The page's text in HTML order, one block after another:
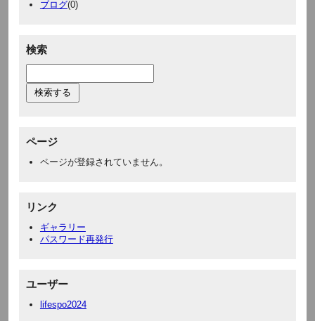
ブログ(0)
検索
ページ
ページが登録されていません。
リンク
ギャラリー
パスワード再発行
ユーザー
lifespo2024